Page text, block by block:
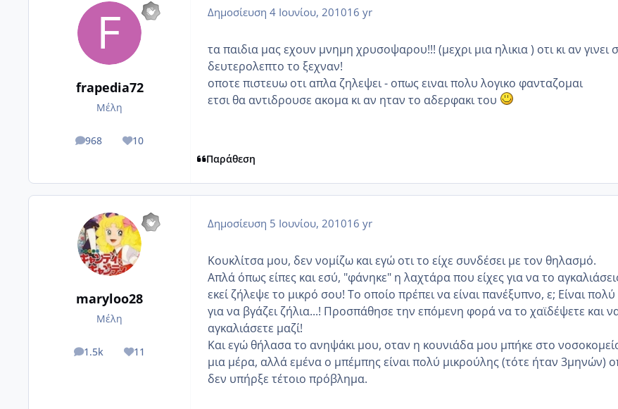
frapedia72
Μέλη
968
posts 10
Reputation
Δημοσίευση 4 Ιουνίου, 201016 yr
τα παιδια μας εχουν μνημη χρυσοψαρου!!! (μεχρι μια ηλικια ) οτι κι αν γινει
δευτερολεπτο το ξεχναν!
οποτε πιστευω οτι απλα ζηλεψει - οπως ειναι πολυ λογικο φανταζομαι
ετσι θα αντιδρουσε ακομα κι αν ηταν το αδερφακι του
Παράθεση
maryloo28
Μέλη
1.5k
posts 11
Reputation
Δημοσίευση 5 Ιουνίου, 201016 yr
Κουκλίτσα μου, δεν νομίζω και εγώ οτι το είχε συνδέσει με τον θηλασμό.
Απλά όπως είπες και εσύ, "φάνηκε" η λαχτάρα που είχες για να το
εκεί ζήλεψε το μικρό σου! Το οποίο πρέπει να είναι πανέξυπνο, ε; Είναι πολύ
για να βγάζει ζήλια...! Προσπάθησε την επόμενη φορά να το χαϊδέψετε και
αγκαλιάσετε μαζί!
Και εγώ θήλασα το ανηψάκι μου, οταν η κουνιάδα μου μπήκε στο
μια μέρα, αλλά εμένα ο μπέμπης είναι πολύ μικρούλης (τότε ήταν 3μηνών)
δεν υπήρξε τέτοιο πρόβλημα.